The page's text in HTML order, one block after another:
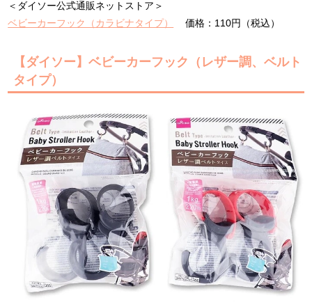
＜ダイソー公式通販ネットストア＞
ベビーカーフック（カラビナタイプ）
価格：110円（税込）
【ダイソー】ベビーカーフック（レザー調、ベルト
タイプ）